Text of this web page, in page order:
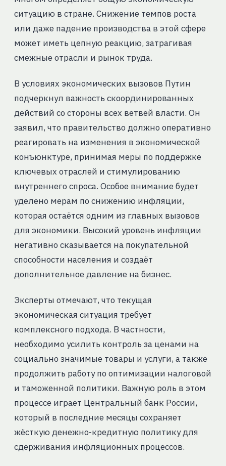
ситуацию в стране. Снижение темпов роста
или даже падение производства в этой сфере
может иметь цепную реакцию, затрагивая
смежные отрасли и рынок труда.
В условиях экономических вызовов Путин
подчеркнул важность скоординированных
действий со стороны всех ветвей власти. Он
заявил, что правительство должно оперативно
реагировать на изменения в экономической
конъюнктуре, принимая меры по поддержке
ключевых отраслей и стимулированию
внутреннего спроса. Особое внимание будет
уделено мерам по снижению инфляции,
которая остаётся одним из главных вызовов
для экономики. Высокий уровень инфляции
негативно сказывается на покупательной
способности населения и создаёт
дополнительное давление на бизнес.
Эксперты отмечают, что текущая
экономическая ситуация требует
комплексного подхода. В частности,
необходимо усилить контроль за ценами на
социально значимые товары и услуги, а также
продолжить работу по оптимизации налоговой
и таможенной политики. Важную роль в этом
процессе играет Центральный банк России,
который в последние месяцы сохраняет
жёсткую денежно-кредитную политику для
сдерживания инфляционных процессов.